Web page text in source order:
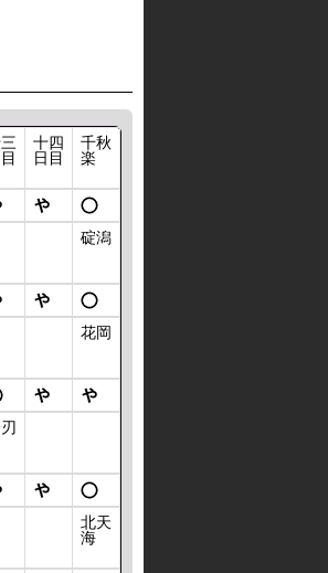
十四
日目
千秋
楽
碇潟
花岡
北天
海